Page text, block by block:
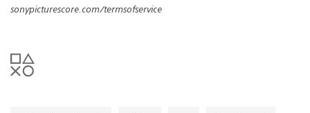
sonypicturescore.com/termsofservice